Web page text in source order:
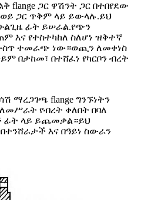
flange ጋር ዋሽንት ጋር በተበየደው
ጋር ጥቅም ላይ ይውላሉ.ይህ
ፊት ይሠራል.የጭን
እና የተስተካከለ ስለሆነ ዝቅተኛ
ተመራጭ ነው።ወጪን ለመቀነስ
በታከመ፣ በተሸፈነ የካርቦን ብረት
ማረጋገጫ flange ግንኙነትን
የብረት ቀለበት በባለ
ፊት ላይ ይጨመቃል።ይህ
እና በዓይነ ስውራን